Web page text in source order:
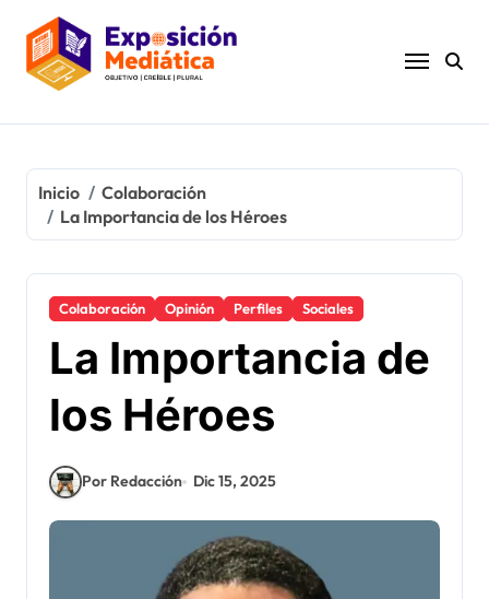
contenido
Inicio
Colaboración
La Importancia de los Héroes
Colaboración Opinión Perfiles Sociales
La Importancia de
los Héroes
Por Redacción Dic 15, 2025